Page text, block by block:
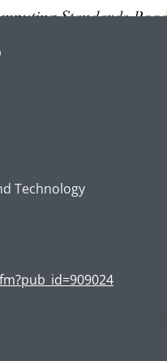
Technology